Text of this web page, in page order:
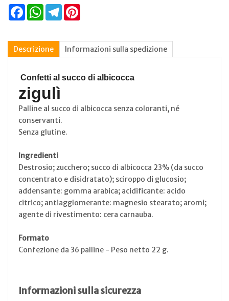
FacebookWhatsAppTelegram
Descrizione Informazioni sulla spedizione
Confetti al succo di albicocca
zigulì
Palline al succo di albicocca senza coloranti, né
conservanti.
Senza glutine.
Ingredienti
Destrosio; zucchero; succo di albicocca 23% (da succo
concentrato e disidratato); sciroppo di glucosio;
addensante: gomma arabica; acidificante: acido
citrico; antiagglomerante: magnesio stearato; aromi;
agente di rivestimento: cera carnauba.
Formato
Confezione da 36 palline - Peso netto 22 g.
Informazioni sulla sicurezza